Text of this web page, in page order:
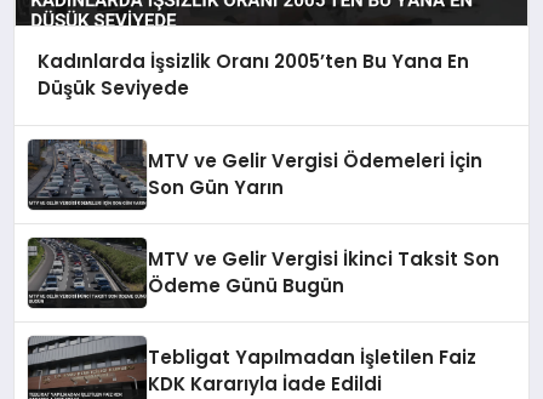
Kadınlarda İşsizlik Oranı 2005’ten Bu Yana En
Düşük Seviyede
MTV ve Gelir Vergisi Ödemeleri İçin
Son Gün Yarın
MTV ve Gelir Vergisi İkinci Taksit Son
Ödeme Günü Bugün
Tebligat Yapılmadan İşletilen Faiz
KDK Kararıyla İade Edildi